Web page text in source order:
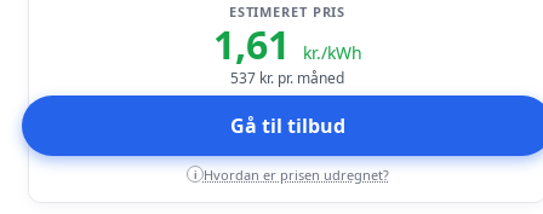
ESTIMERET PRIS
1,61 kr./kWh
537 kr. pr. måned
Gå til tilbud
i Hvordan er prisen udregnet?